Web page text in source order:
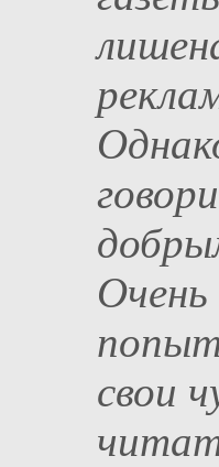
свои